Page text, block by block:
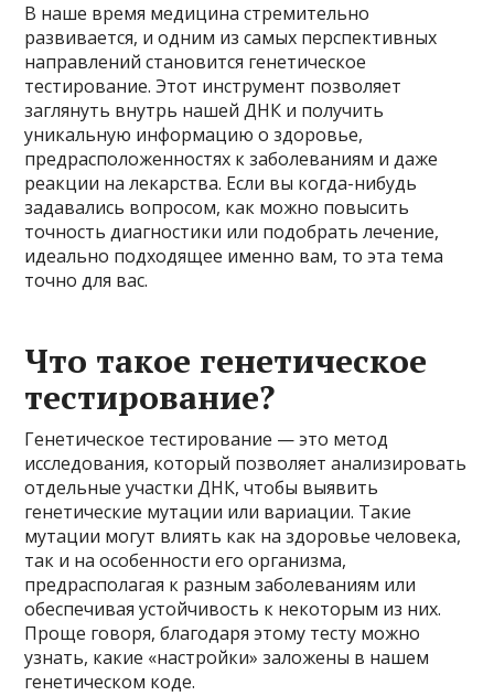
В наше время медицина стремительно
развивается, и одним из самых перспективных
направлений становится генетическое
тестирование. Этот инструмент позволяет
заглянуть внутрь нашей ДНК и получить
уникальную информацию о здоровье,
предрасположенностях к заболеваниям и даже
реакции на лекарства. Если вы когда-нибудь
задавались вопросом, как можно повысить
точность диагностики или подобрать лечение,
идеально подходящее именно вам, то эта тема
точно для вас.
Что такое генетическое
тестирование?
Генетическое тестирование — это метод
исследования, который позволяет анализировать
отдельные участки ДНК, чтобы выявить
генетические мутации или вариации. Такие
мутации могут влиять как на здоровье человека,
так и на особенности его организма,
предрасполагая к разным заболеваниям или
обеспечивая устойчивость к некоторым из них.
Проще говоря, благодаря этому тесту можно
узнать, какие «настройки» заложены в нашем
генетическом коде.